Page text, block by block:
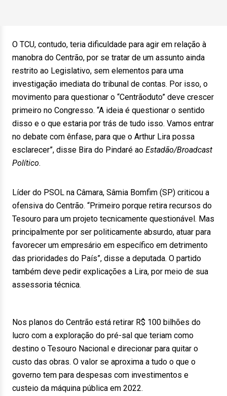
O TCU, contudo, teria dificuldade para agir em relação à
manobra do Centrão, por se tratar de um assunto ainda
restrito ao Legislativo, sem elementos para uma
investigação imediata do tribunal de contas. Por isso, o
movimento para questionar o “Centrãoduto” deve crescer
primeiro no Congresso. “A ideia é questionar o sentido
disso e o que estaria por trás de tudo isso. Vamos entrar
no debate com ênfase, para que o Arthur Lira possa
esclarecer”, disse Bira do Pindaré ao Estadão/Broadcast
Político.
Líder do PSOL na Câmara, Sâmia Bomfim (SP) criticou a
ofensiva do Centrão. “Primeiro porque retira recursos do
Tesouro para um projeto tecnicamente questionável. Mas
principalmente por ser politicamente absurdo, atuar para
favorecer um empresário em específico em detrimento
das prioridades do País”, disse a deputada. O partido
também deve pedir explicações a Lira, por meio de sua
assessoria técnica.
Nos planos do Centrão está retirar R$ 100 bilhões do
lucro com a exploração do pré-sal que teriam como
destino o Tesouro Nacional e direcionar para quitar o
custo das obras. O valor se aproxima a tudo o que o
governo tem para despesas com investimentos e
custeio da máquina pública em 2022.